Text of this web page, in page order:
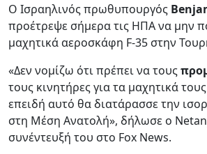
Ο Ισραηλινός πρωθυπουργός
προέτρεψε σήμερα τις ΗΠΑ να μην
μαχητικά αεροσκάφη F-35 στην
«Δεν νομίζω ότι πρέπει να τους
τους κινητήρες για τα μαχητικά
επειδή αυτό θα διατάρασσε την
στη Μέση Ανατολή», δήλωσε ο
συνέντευξή του στο Fox News.